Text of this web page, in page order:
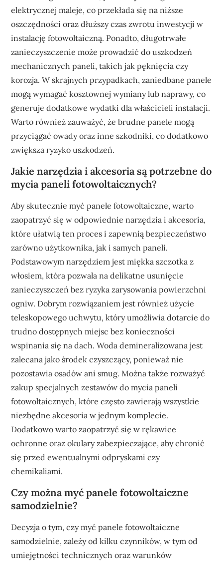
elektrycznej maleje, co przekłada się na niższe
oszczędności oraz dłuższy czas zwrotu inwestycji w
instalację fotowoltaiczną. Ponadto, długotrwałe
zanieczyszczenie może prowadzić do uszkodzeń
mechanicznych paneli, takich jak pęknięcia czy
korozja. W skrajnych przypadkach, zaniedbane panele
mogą wymagać kosztownej wymiany lub naprawy, co
generuje dodatkowe wydatki dla właścicieli instalacji.
Warto również zauważyć, że brudne panele mogą
przyciągać owady oraz inne szkodniki, co dodatkowo
zwiększa ryzyko uszkodzeń.
Jakie narzędzia i akcesoria są potrzebne do
mycia paneli fotowoltaicznych?
Aby skutecznie myć panele fotowoltaiczne, warto
zaopatrzyć się w odpowiednie narzędzia i akcesoria,
które ułatwią ten proces i zapewnią bezpieczeństwo
zarówno użytkownika, jak i samych paneli.
Podstawowym narzędziem jest miękka szczotka z
włosiem, która pozwala na delikatne usunięcie
zanieczyszczeń bez ryzyka zarysowania powierzchni
ogniw. Dobrym rozwiązaniem jest również użycie
teleskopowego uchwytu, który umożliwia dotarcie do
trudno dostępnych miejsc bez konieczności
wspinania się na dach. Woda demineralizowana jest
zalecana jako środek czyszczący, ponieważ nie
pozostawia osadów ani smug. Można także rozważyć
zakup specjalnych zestawów do mycia paneli
fotowoltaicznych, które często zawierają wszystkie
niezbędne akcesoria w jednym komplecie.
Dodatkowo warto zaopatrzyć się w rękawice
ochronne oraz okulary zabezpieczające, aby chronić
się przed ewentualnymi odpryskami czy
chemikaliami.
Czy można myć panele fotowoltaiczne
samodzielnie?
Decyzja o tym, czy myć panele fotowoltaiczne
samodzielnie, zależy od kilku czynników, w tym od
umiejętności technicznych oraz warunków